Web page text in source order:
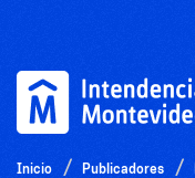
Inicio Publicadores